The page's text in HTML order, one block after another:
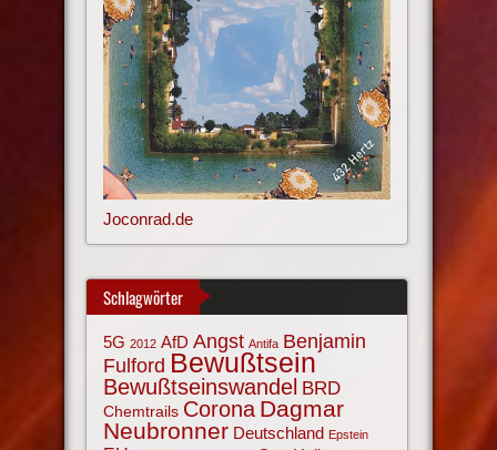
Joconrad.de
Schlagwörter
5G 2012 AfD Angst Antifa Benjamin
Fulford Bewußtsein
Bewußtseinswandel BRD
Chemtrails Corona Dagmar
Neubronner Deutschland Epstein